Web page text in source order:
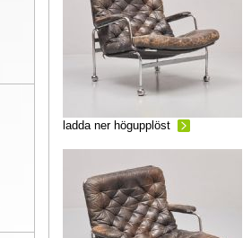
ladda ner högupplöst